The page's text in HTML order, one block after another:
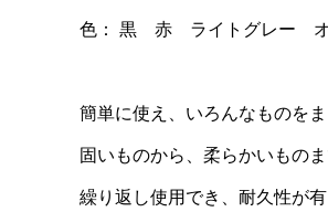
色： 黒 赤 ライトグレー オ
簡単に使え、いろんなものを
固いものから、柔らかいもの
繰り返し使用でき、耐久性が